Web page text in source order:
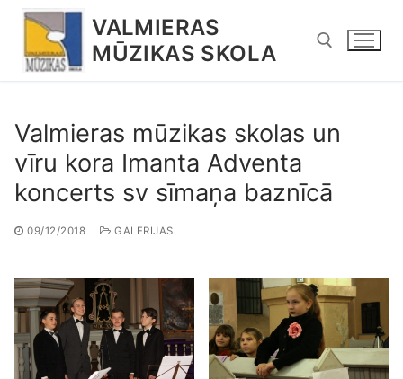
Pāriet
saturu
VALMIERAS
MŪZIKAS SKOLA
Valmieras mūzikas skolas un
vīru kora Imanta Adventa
koncerts sv sīmaņa baznīcā
09/12/2018 GALERIJAS